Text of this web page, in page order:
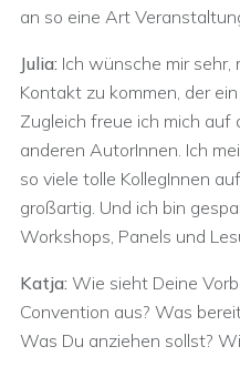
an so eine Art
Julia: Ich wünsche mir sehr,
Kontakt zu kommen, der
Zugleich freue ich mich
anderen AutorInnen. Ich
so viele tolle KollegInnen
großartig. Und ich bin
Workshops, Panels und
Katja: Wie sieht Deine
Convention aus? Was
Was Du anziehen sollst?